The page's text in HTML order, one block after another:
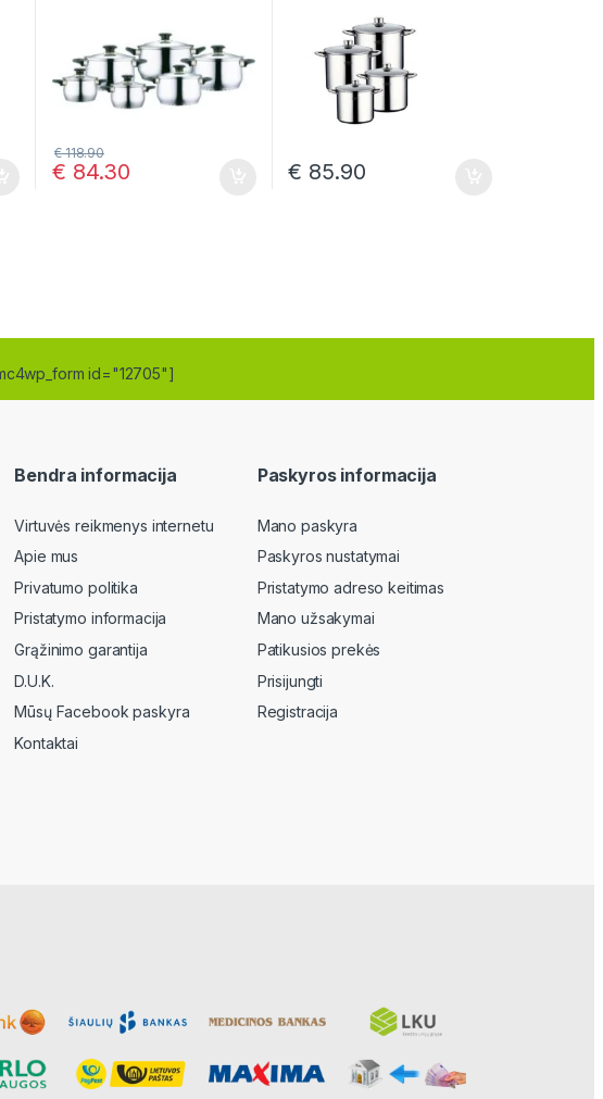
€ 84.30
€118.90
€ 85.90
id="12705"]
Bendra informacija
Virtuvės reikmenys internetu
Apie mus
Privatumo politika
Pristatymo informacija
Grąžinimo garantija
D.U.K.
Mūsų Facebook paskyra
Kontaktai
Paskyros informacija
Mano paskyra
Paskyros nustatymai
Pristatymo adreso keitimas
Mano užsakymai
Patikusios prekės
Prisijungti
Registracija